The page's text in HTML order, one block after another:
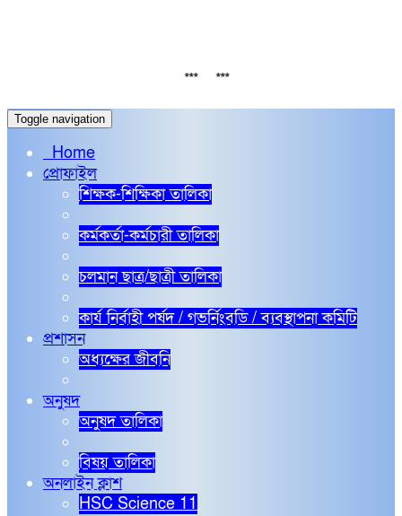
*** নির্বাচনি পরীক্ষা 2026 এর
Toggle navigation
Home
প্রোফাইল
শিক্ষক-শিক্ষিকা তালিকা
কর্মকর্তা-কর্মচারী তালিকা
চলমান ছাত্র/ছাত্রী তালিকা
কার্য নির্বাহী পর্ষদ / গভর্নিংবডি / ব্যবস্থাপনা কমিটি
প্রশাসন
অধ্যক্ষের জীবনি
অনুষদ
অনুষদ তালিকা
বিষয় তালিকা
অনলাইন ক্লাশ
HSC Science 11